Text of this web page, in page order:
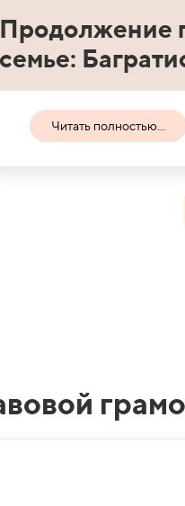
Продолжение
семье:
Читать полностью...